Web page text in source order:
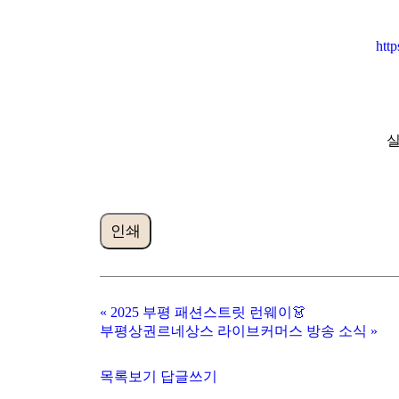
인쇄
« 2025 부평 패션스트릿 런웨이👗
부평상권르네상스 라이브커머스 방송 소식 »
목록보기 답글쓰기